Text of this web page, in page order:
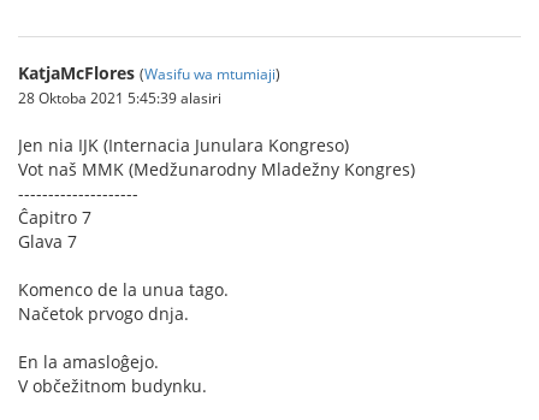
KatjaMcFlores (Wasifu wa mtumiaji)
28 Oktoba 2021 5:45:39 alasiri
Jen nia IJK (Internacia Junulara Kongreso)
Vot naš MMK (Medžunarodny Mladežny Kongres)
--------------------
Ĉapitro 7
Glava 7
Komenco de la unua tago.
Načetok prvogo dnja.
En la amasloĝejo.
V občežitnom budynku.